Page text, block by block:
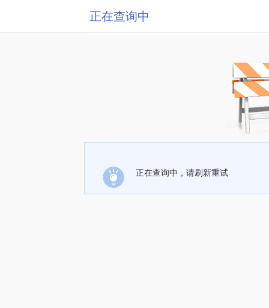
正在查询中
正在查询中，请刷新重试